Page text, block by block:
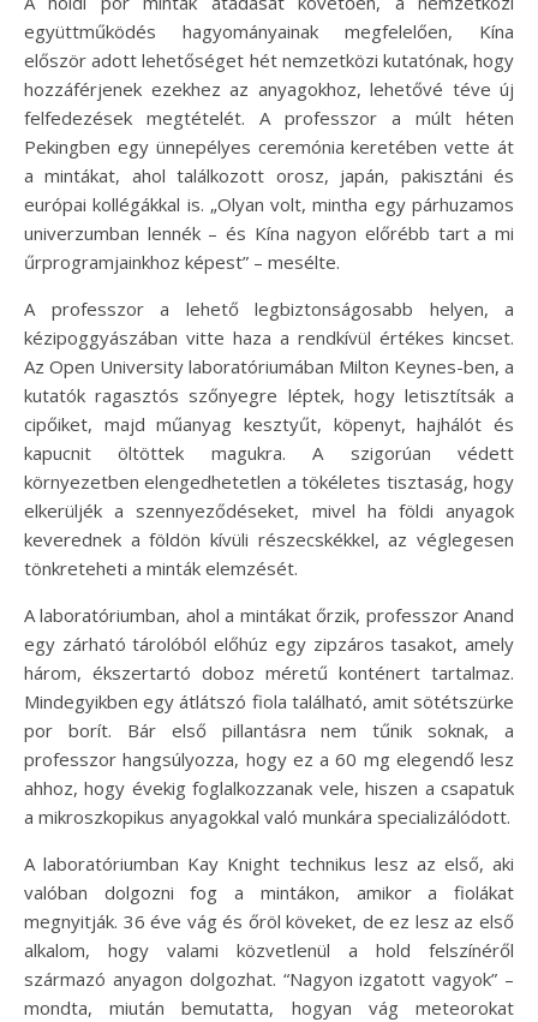
együttműködés hagyományainak megfelelően, Kína
először adott lehetőséget hét nemzetközi kutatónak, hogy
hozzáférjenek ezekhez az anyagokhoz, lehetővé téve új
felfedezések megtételét. A professzor a múlt héten
Pekingben egy ünnepélyes ceremónia keretében vette át
a mintákat, ahol találkozott orosz, japán, pakisztáni és
európai kollégákkal is. „Olyan volt, mintha egy párhuzamos
univerzumban lennék – és Kína nagyon előrébb tart a mi
űrprogramjainkhoz képest” – mesélte.
A professzor a lehető legbiztonságosabb helyen, a
kézipoggyászában vitte haza a rendkívül értékes kincset.
Az Open University laboratóriumában Milton Keynes-ben, a
kutatók ragasztós szőnyegre léptek, hogy letisztítsák a
cipőiket, majd műanyag kesztyűt, köpenyt, hajhálót és
kapucnit öltöttek magukra. A szigorúan védett
környezetben elengedhetetlen a tökéletes tisztaság, hogy
elkerüljék a szennyeződéseket, mivel ha földi anyagok
keverednek a földön kívüli részecskékkel, az véglegesen
tönkreteheti a minták elemzését.
A laboratóriumban, ahol a mintákat őrzik, professzor Anand
egy zárható tárolóból előhúz egy zipzáros tasakot, amely
három, ékszertartó doboz méretű konténert tartalmaz.
Mindegyikben egy átlátszó fiola található, amit sötétszürke
por borít. Bár első pillantásra nem tűnik soknak, a
professzor hangsúlyozza, hogy ez a 60 mg elegendő lesz
ahhoz, hogy évekig foglalkozzanak vele, hiszen a csapatuk
a mikroszkopikus anyagokkal való munkára specializálódott.
A laboratóriumban Kay Knight technikus lesz az első, aki
valóban dolgozni fog a mintákon, amikor a fiolákat
megnyitják. 36 éve vág és őröl köveket, de ez lesz az első
alkalom, hogy valami közvetlenül a hold felszínéről
származó anyagon dolgozhat. “Nagyon izgatott vagyok” –
mondta, miután bemutatta, hogyan vág meteorokat